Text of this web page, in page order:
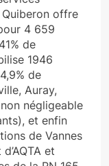
offre
4 659
de
1946
de
Auray,
négligeable
et enfin
de Vannes
et